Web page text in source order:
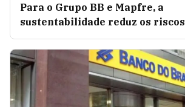
Para o Grupo BB e Mapfre, a
sustentabilidade reduz os riscos